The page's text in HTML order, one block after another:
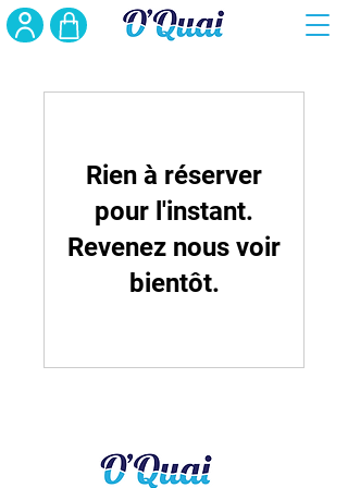
Rien à réserver
pour l'instant.
Revenez nous voir
bientôt.